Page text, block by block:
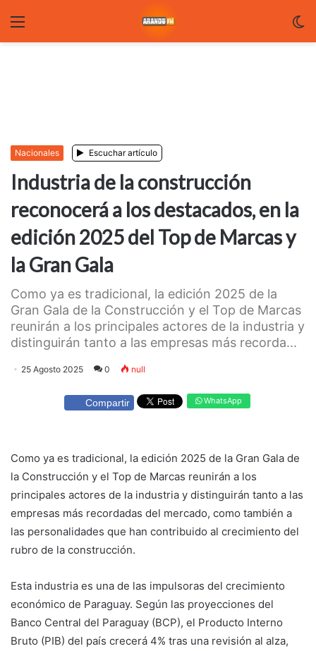
Nacionales Escuchar artículo
Industria de la construcción
reconocerá a los destacados, en la
edición 2025 del Top de Marcas y
la Gran Gala
Como ya es tradicional, la edición 2025 de la
Gran Gala de la Construcción y el Top de Marcas
reunirán a los principales actores de la industria y
distinguirán tanto a las empresas más recorda...
25 Agosto 2025 0 null
Compartir WhatsApp
Como ya es tradicional, la edición 2025 de la Gran Gala de
la Construcción y el Top de Marcas reunirán a los
principales actores de la industria y distinguirán tanto a las
empresas más recordadas del mercado, como también a
las personalidades que han contribuido al crecimiento del
rubro de la construcción.
Esta industria es una de las impulsoras del crecimiento
económico de Paraguay. Según las proyecciones del
Banco Central del Paraguay (BCP), el Producto Interno
Bruto (PIB) del país crecerá 4% tras una revisión al alza,